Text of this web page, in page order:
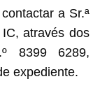
a Sr.ª
através dos
8399 6289,
expediente.